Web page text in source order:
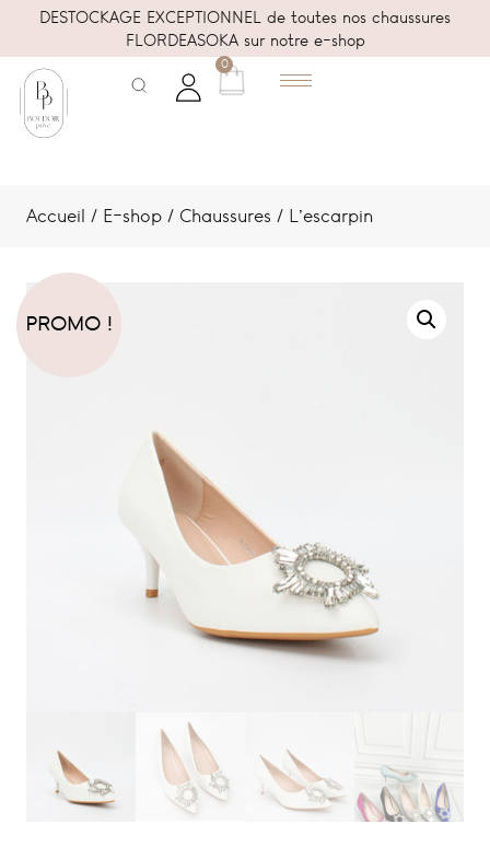
DESTOCKAGE EXCEPTIONNEL de toutes nos chaussures
FLORDEASOKA sur notre e-shop
0
Accueil / E-shop / Chaussures / L’escarpin
PROMO !